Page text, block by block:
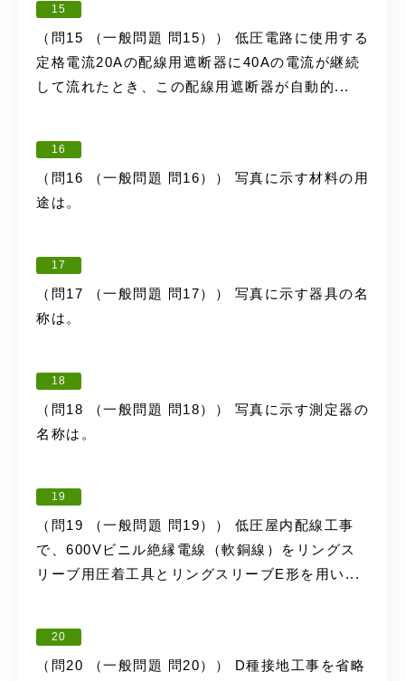
15
（問15 （一般問題 問15）） 低圧電路に使用する
定格電流20Aの配線用遮断器に40Aの電流が継続
して流れたとき、この配線用遮断器が自動的...
16
（問16 （一般問題 問16）） 写真に示す材料の用
途は。
17
（問17 （一般問題 問17）） 写真に示す器具の名
称は。
18
（問18 （一般問題 問18）） 写真に示す測定器の
名称は。
19
（問19 （一般問題 問19）） 低圧屋内配線工事
で、600Vビニル絶縁電線（軟銅線）をリングス
リーブ用圧着工具とリングスリーブE形を用い...
20
（問20 （一般問題 問20）） D種接地工事を省略